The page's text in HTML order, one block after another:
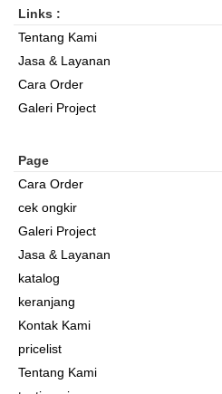
Links :
Tentang Kami
Jasa & Layanan
Cara Order
Galeri Project
Page
Cara Order
cek ongkir
Galeri Project
Jasa & Layanan
katalog
keranjang
Kontak Kami
pricelist
Tentang Kami